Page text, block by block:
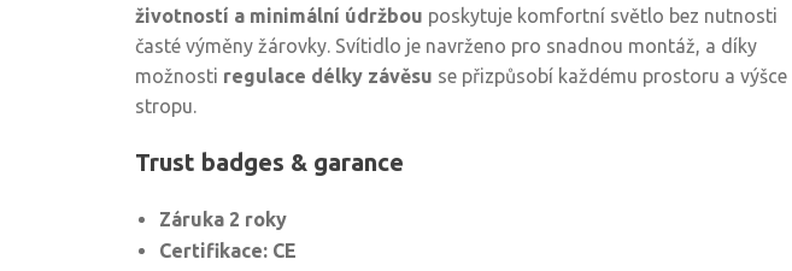
životností a minimální údržbou poskytuje komfortní světlo bez nutnosti
časté výměny žárovky. Svítidlo je navrženo pro snadnou montáž, a díky
možnosti regulace délky závěsu se přizpůsobí každému prostoru a výšce
stropu.
Trust badges & garance
Záruka 2 roky
Certifikace: CE